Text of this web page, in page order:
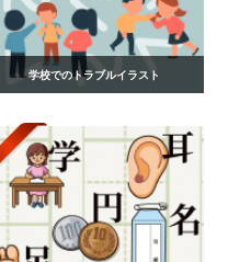
学校でのトラブルイラスト